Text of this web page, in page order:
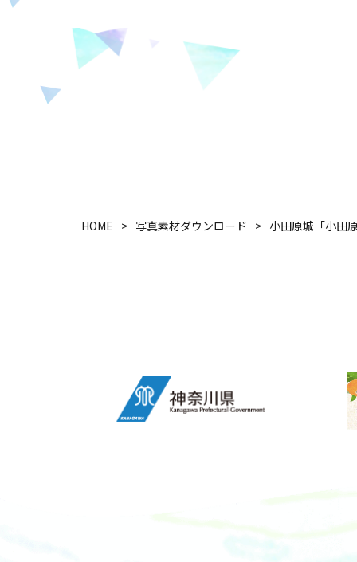
HOME 写真素材ダウンロード 小田原城「小田